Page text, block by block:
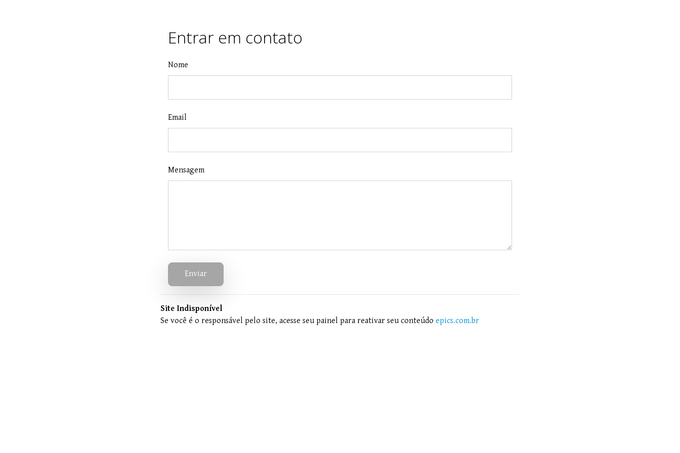
Entrar em contato
Nome
Email
Mensagem
Enviar
Site Indisponível
Se você é o responsável pelo site, acesse seu painel para reativar seu conteúdo epics.com.br